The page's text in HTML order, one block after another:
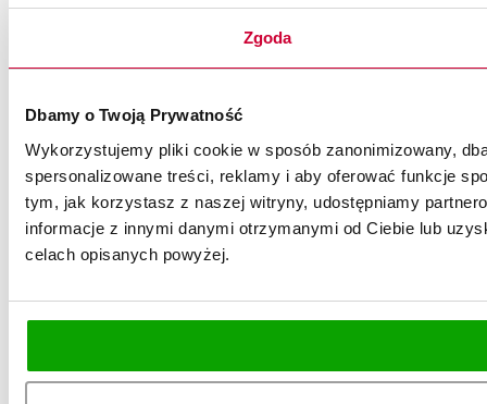
Zgoda
Dbamy o Twoją Prywatność
Wykorzystujemy pliki cookie w sposób zanonimizowany,
spersonalizowane treści, reklamy i aby oferować funkcje
tym, jak korzystasz z naszej witryny, udostępniamy
informacje z innymi danymi otrzymanymi od Ciebie lub
celach opisanych powyżej.